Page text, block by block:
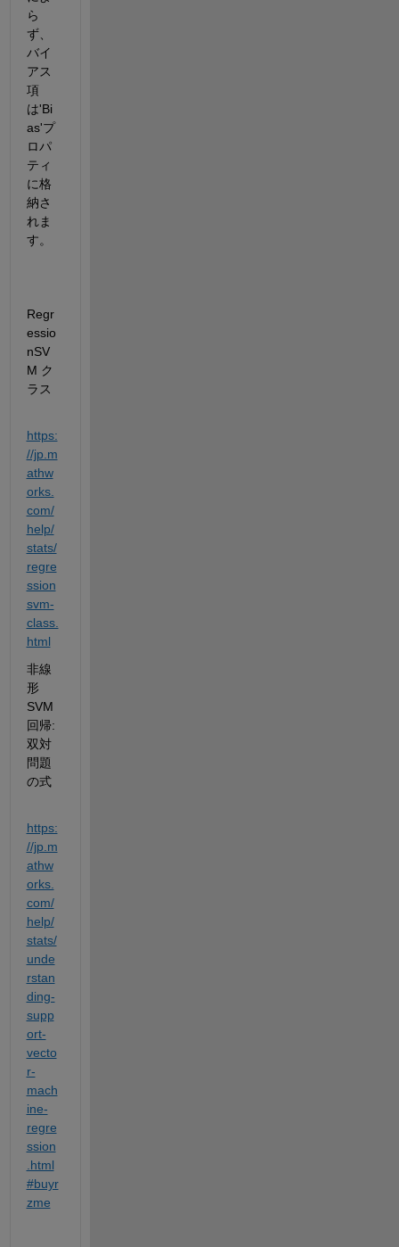
ら
ず、
バイ
アス
項
は'Bi
as'プ
ロパ
ティ
に格
納さ
れま
す。
Regr
essio
nSV
M ク
ラス
https:
//jp.m
athw
orks.
com/
help/
stats/
regre
ssion
svm-
class.
html
非線
形
SVM
回帰:
双対
問題
の式
https:
//jp.m
athw
orks.
com/
help/
stats/
unde
rstan
ding-
supp
ort-
vecto
r-
mach
ine-
regre
ssion
.html
#buyr
zme